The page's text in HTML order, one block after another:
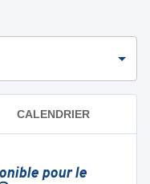
CALENDRIER
pour le